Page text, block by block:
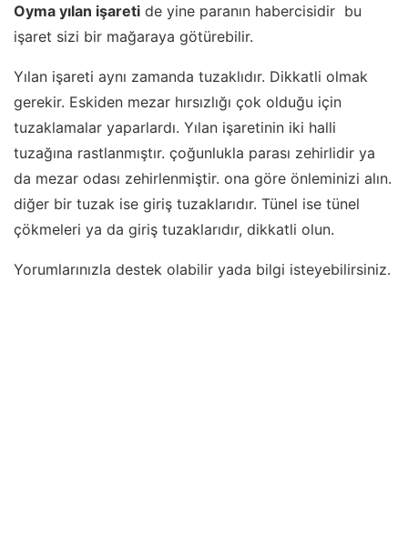
Oyma yılan işareti de yine paranın habercisidir bu
işaret sizi bir mağaraya götürebilir.
Yılan işareti aynı zamanda tuzaklıdır. Dikkatli olmak
gerekir. Eskiden mezar hırsızlığı çok olduğu için
tuzaklamalar yaparlardı. Yılan işaretinin iki halli
tuzağına rastlanmıştır. çoğunlukla parası zehirlidir ya
da mezar odası zehirlenmiştir. ona göre önleminizi alın.
diğer bir tuzak ise giriş tuzaklarıdır. Tünel ise tünel
çökmeleri ya da giriş tuzaklarıdır, dikkatli olun.
Yorumlarınızla destek olabilir yada bilgi isteyebilirsiniz.